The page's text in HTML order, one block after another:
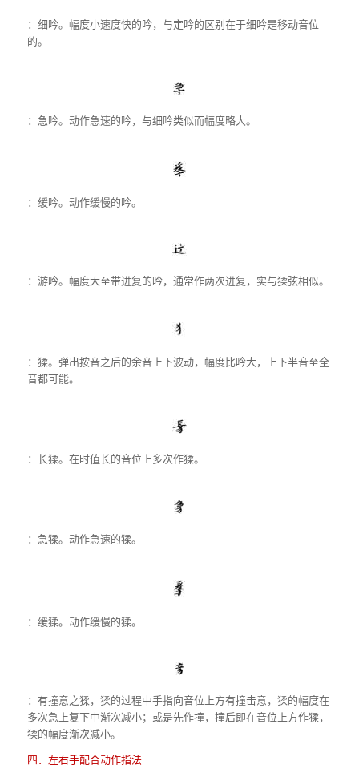
：细吟。幅度小速度快的吟，与定吟的区别在于细吟是移动音位
的。
：急吟。动作急速的吟，与细吟类似而幅度略大。
：缓吟。动作缓慢的吟。
：游吟。幅度大至带进复的吟，通常作两次进复，实与猱弦相似。
：猱。弹出按音之后的余音上下波动，幅度比吟大，上下半音至全
音都可能。
：长猱。在时值长的音位上多次作猱。
：急猱。动作急速的猱。
：缓猱。动作缓慢的猱。
：有撞意之猱，猱的过程中手指向音位上方有撞击意，猱的幅度在
多次急上复下中渐次减小；或是先作撞，撞后即在音位上方作猱，
猱的幅度渐次减小。
四．左右手配合动作指法